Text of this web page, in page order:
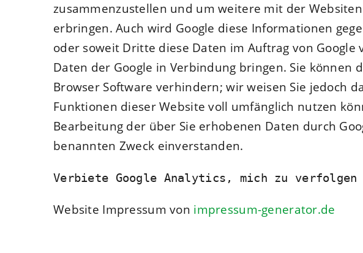
zusammenzustellen und um weitere mit der
erbringen. Auch wird Google diese Informationen
oder soweit Dritte diese Daten im Auftrag von
Daten der Google in Verbindung bringen. Sie
Browser Software verhindern; wir weisen Sie jedoch
Funktionen dieser Website voll umfänglich nutzen
Bearbeitung der über Sie erhobenen Daten durch
benannten Zweck einverstanden.
Verbiete Google Analytics, mich zu verfolgen
Website Impressum von impressum-generator.de